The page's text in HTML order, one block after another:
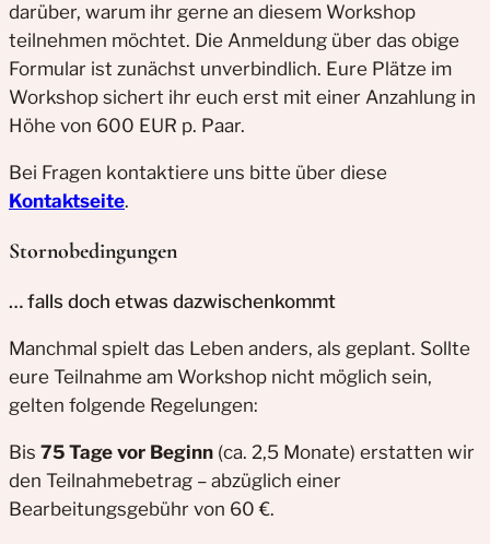
darüber, warum ihr gerne an diesem Workshop
teilnehmen möchtet. Die Anmeldung über das obige
Formular ist zunächst unverbindlich. Eure Plätze im
Workshop sichert ihr euch erst mit einer Anzahlung in
Höhe von 600 EUR p. Paar.
Bei Fragen kontaktiere uns bitte über diese
Kontaktseite.
Stornobedingungen
… falls doch etwas dazwischenkommt
Manchmal spielt das Leben anders, als geplant. Sollte
eure Teilnahme am Workshop nicht möglich sein,
gelten folgende Regelungen:
Bis 75 Tage vor Beginn (ca. 2,5 Monate) erstatten wir
den Teilnahmebetrag – abzüglich einer
Bearbeitungsgebühr von 60 €.